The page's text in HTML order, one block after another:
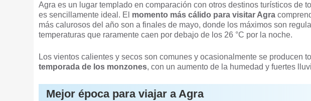
Agra es un lugar templado en comparación con otros destinos turísticos de
es sencillamente ideal. El momento más cálido para visitar Agra
más calurosos del año son a finales de mayo, donde los máximos son
temperaturas que raramente caen por debajo de los 26 °C por la noche.
Los vientos calientes y secos son comunes y ocasionalmente se producen
temporada de los monzones, con un aumento de la humedad y fuertes
Mejor época para viajar a Agra